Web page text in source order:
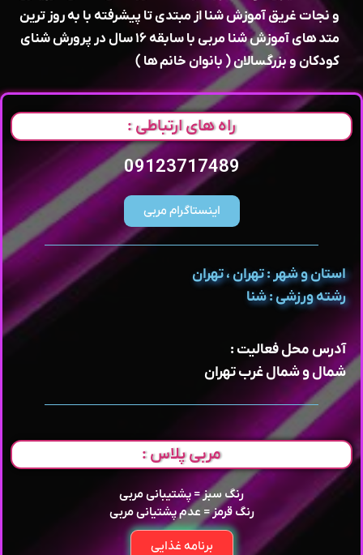
و نجات غریق آموزش شنا از مبتدی تا پیشرفته با به روز ترین
متد های آموزش شنا مربی با سابقه ۱۶ سال در پرورش شنای
کودکان و بزرگسالان ( بانوان خانم ها )
راه های ارتباطی :
09123717489
اینستاگرام مربی
استان و شهر : تهران ، تهران
رشته ورزشی : شنا
آدرس محل فعالیت :
شمال و شمال غرب تهران
مربی پلاس :
رنگ سبز = پشتیبانی مربی
رنگ قرمز = عدم پشتیانی مربی
برنامه غذایی